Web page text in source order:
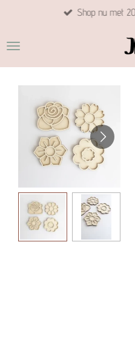
naar
hoofdinhoud
Shop nu met